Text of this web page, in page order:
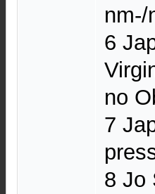
nm-/
6
no
7
8 Jo